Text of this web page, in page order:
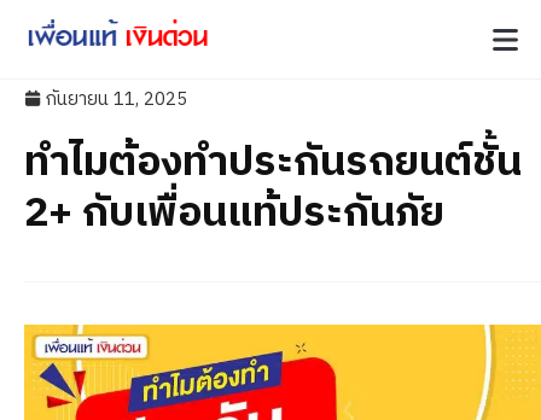
กันยายน 11, 2025
ทำไมต้องทำประกันรถยนต์ชั้น
2+ กับเพื่อนแท้ประกันภัย